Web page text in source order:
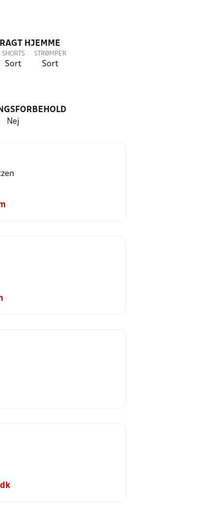
HJEMME
SHORTS
Sort
STRØMPER
Sort
Nej